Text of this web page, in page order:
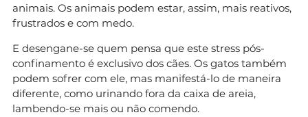
animais. Os animais podem estar, assim, mais reativos,
frustrados e com medo.
E desengane-se quem pensa que este stress pós-
confinamento é exclusivo dos cães. Os gatos também
podem sofrer com ele, mas manifestá-lo de maneira
diferente, como urinando fora da caixa de areia,
lambendo-se mais ou não comendo.